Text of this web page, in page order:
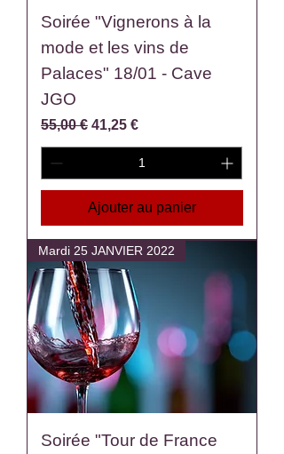
Soirée "Vignerons à la
mode et les vins de
Palaces" 18/01 - Cave
JGO
Prix original
55,00 € Prix promotionnel
41,25 €
Ajouter au panier
Mardi 25 JANVIER 2022
Soirée "Tour de France